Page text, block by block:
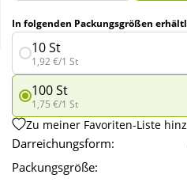
Wellness
In folgenden Packungsgrößen
10 St
1,92 €/1 St
100 St
1,75 €/1 St
Zu meiner Favoriten-Liste
Darreichungsform:
Packungsgröße: